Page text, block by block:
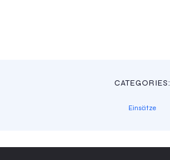
CATEGORIES:
Einsätze